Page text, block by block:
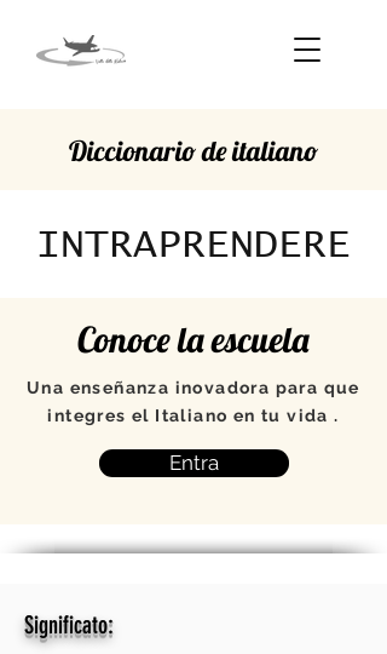
Diccionario de italiano
INTRAPRENDERE
Conoce la escuela
Una enseñanza inovadora para que
integres el Italiano en tu vida .
Entra
Significato: